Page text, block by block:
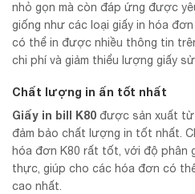
nhỏ gọn mà còn đáp ứng được
giống như các loại giấy in hóa
có thể in được nhiều thông tin
chi phí và giảm thiểu lượng giấy sử
Chất lượng in ấn tốt nhất
Giấy in bill K80 được sản xuất từ
đảm bảo chất lượng in tốt nhất.
hóa đơn K80 rất tốt, với độ phân
thực, giúp cho các hóa đơn có
cao nhất.